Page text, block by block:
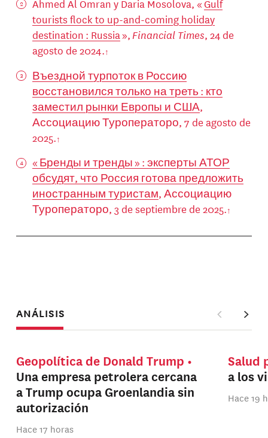
Ahmed Al Omran y Daria Mosolova, «Gulf
tourists flock to up-and-coming holiday
destination : Russia»,Financial Times, 24 de
agosto de 2024.
Въездной турпоток в Россию
восстановился только на треть : кто
заместил рынки Европы и США,
Ассоциацию Туроператоро, 7 de agosto de
2025.
« Бренды и тренды » : эксперты АТОР
обсудят, что Россия готова предложить
иностранным туристам, Ассоциацию
Туроператоро, 3 de septiembre de 2025.
ANÁLISIS
Geopolítica de Donald Trump
Una empresa petrolera cercana
a Trump ocupa Groenlandia sin
autorización
Hace 17 horas
Salud
a los
Hace 19